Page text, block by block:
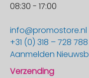
08:30 - 17:00
info@promostore.nl
+31 (0) 318 – 728 788
Aanmelden
Verzending